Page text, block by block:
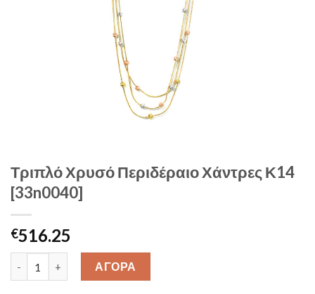
Τριπλό Χρυσό Περιδέραιο Χάντρες Κ14
[33n0040]
€516.25
Τριπλό Χρυσό Περιδέραιο Χάντρες Κ14 [33n0040] quantity
ΑΓΟΡΑ